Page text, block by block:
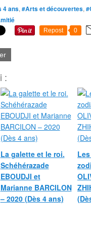
4 ans, #Arts et découvertes,
Repost 0
:
La galette et le roi.
Schéhérazade
EBOUDJI et
Marianne BARCILON
– 2020 (Dès 4 ans)